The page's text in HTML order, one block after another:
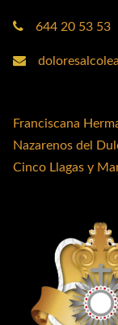
644 20 53 53
Franciscana
Nazarenos del
Cinco Llagas y